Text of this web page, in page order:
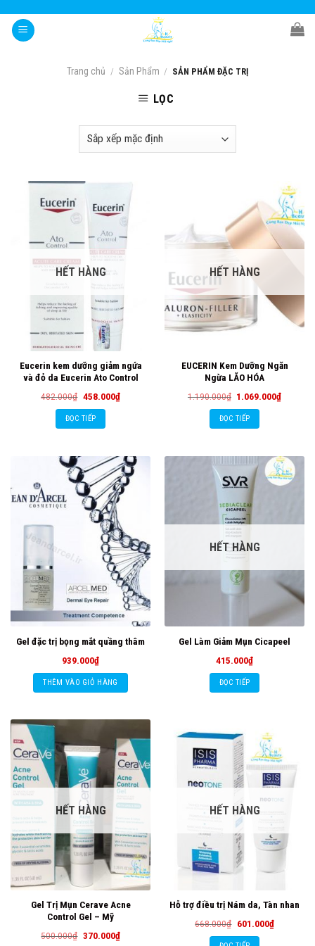
content
Trang chủ / Sản Phẩm / SẢN PHẨM ĐẶC TRỊ
LỌC
HẾT HÀNG
Eucerin kem dưỡng giảm ngứa
và đỏ da Eucerin Ato Control
482.000₫ Giá
là:
482.000₫.
458.000₫Giá
hiện
ĐỌC TIẾP
HẾT HÀNG
EUCERIN Kem Dưỡng Ngăn
Ngừa LÃO HÓA
1.190.000₫ Giá
là:
1.190.000₫.
1.069.000₫Giá
ĐỌC TIẾP
Gel đặc trị bọng mắt quầng thâm
939.000₫
THÊM VÀO GIỎ HÀNG
HẾT HÀNG
Gel Làm Giảm Mụn Cicapeel
415.000₫
ĐỌC TIẾP
HẾT HÀNG
Gel Trị Mụn Cerave Acne
Control Gel – Mỹ
500.000₫ Giá
370.000₫Giá
HẾT HÀNG
Hỗ trợ điều trị Nám da, Tàn nhan
668.000₫ Giá
là:
601.000₫Giá
hiện